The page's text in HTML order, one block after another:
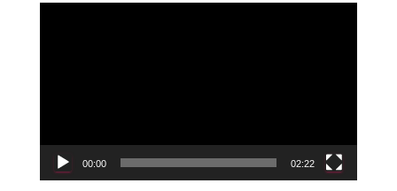
c
00:00 02:22